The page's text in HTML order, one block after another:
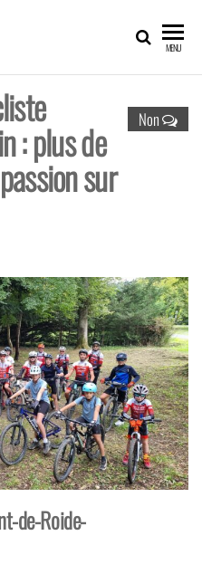
MENU
Non
: plus de
sur
de-Roide-